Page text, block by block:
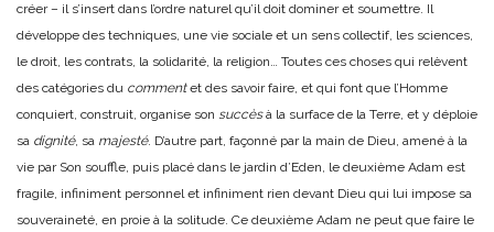
créer – il s’insert dans l’ordre naturel qu’il doit dominer et soumettre. Il
développe des techniques, une vie sociale et un sens collectif, les sciences,
le droit, les contrats, la solidarité, la religion… Toutes ces choses qui relèvent
des catégories du commentet des savoir faire, et qui font que l’Homme
conquiert, construit, organise son succèsà la surface de la Terre, et y déploie
sa dignité, sa majesté. D’autre part, façonné par la main de Dieu, amené à la
vie par Son souffle, puis placé dans le jardin d’Eden, le deuxième Adam est
fragile, infiniment personnel et infiniment rien devant Dieu qui lui impose sa
souveraineté, en proie à la solitude. Ce deuxième Adam ne peut que faire le